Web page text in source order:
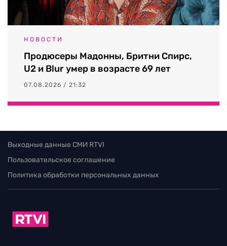
НОВОСТИ
Продюсеры Мадонны, Бритни Спирс,
U2 и Blur умер в возрасте 69 лет
07.08.2026 / 21:32
Выходные данные СМИ RTVI
Пользовательское соглашение
Политика обработки персональных данных